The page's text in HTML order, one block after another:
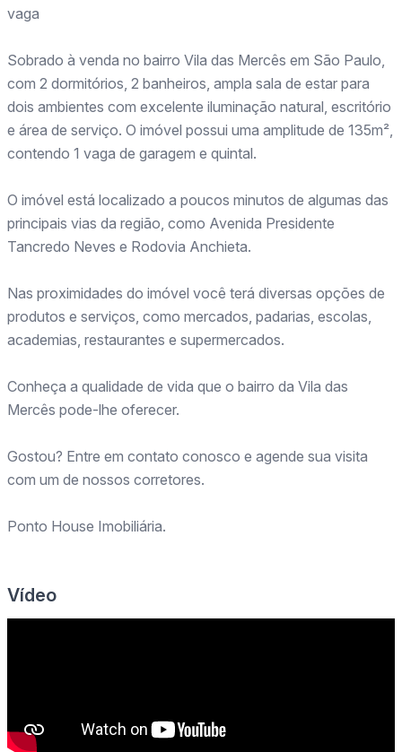
vaga
Sobrado à venda no bairro Vila das Mercês em São Paulo,
com 2 dormitórios, 2 banheiros, ampla sala de estar para
dois ambientes com excelente iluminação natural, escritório
e área de serviço. O imóvel possui uma amplitude de 135m²,
contendo 1 vaga de garagem e quintal.
O imóvel está localizado a poucos minutos de algumas das
principais vias da região, como Avenida Presidente
Tancredo Neves e Rodovia Anchieta.
Nas proximidades do imóvel você terá diversas opções de
produtos e serviços, como mercados, padarias, escolas,
academias, restaurantes e supermercados.
Conheça a qualidade de vida que o bairro da Vila das
Mercês pode-lhe oferecer.
Gostou? Entre em contato conosco e agende sua visita
com um de nossos corretores.
Ponto House Imobiliária.
Vídeo